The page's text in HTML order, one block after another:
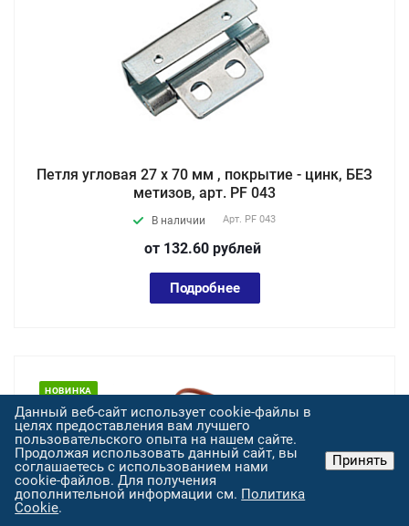
Петля угловая 27 х 70 мм , покрытие - цинк, БЕЗ
метизов, арт. PF 043
В наличии Арт. PF 043
от 132.60 рублей
Подробнее
НОВИНКА
Данный веб-сайт использует cookie-файлы в
целях предоставления вам лучшего
пользовательского опыта на нашем сайте.
Продолжая использовать данный сайт, вы
соглашаетесь с использованием нами
cookie-файлов. Для получения
дополнительной информации см. Политика
Cookie.
Принять